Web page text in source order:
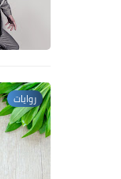
روايات